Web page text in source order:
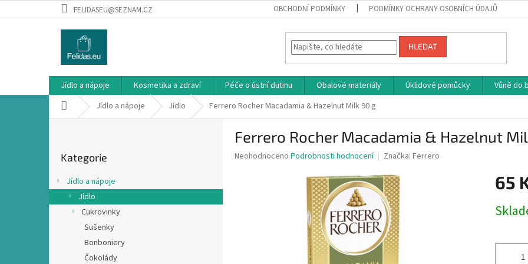
na
FELIDASEU@SEZNAM.CZ OBCHODNÍ PODMÍNKY PODMÍNKY OCHRANY OSOBNÍCH ÚDAJŮ
HLEDAT
Jídlo a nápoje Kosmetika a zdraví Péče o ústní dutinu Obalové materiály Úklidové pomůcky Vůně do
Domů Jídlo a nápoje Jídlo Ferrero Rocher Macadamia & Hazelnut Milk 90 g
a
n
kategorie
Kategorie
Jídlo a nápoje
Jídlo
Cukrovinky
Sušenky
Bonboniery
Čokolády
Ferrero Rocher Macadamia & Hazelnut
Průměrné
Neohodnoceno Podrobnosti hodnocení Značka: Ferrero
65
cena: